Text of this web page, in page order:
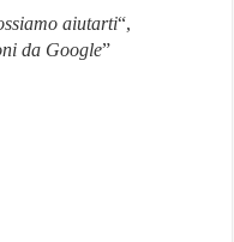
aiutarti“,
da Google”